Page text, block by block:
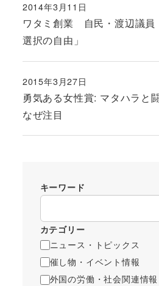
ワタミ創業 自民・渡辺議員
選択の自由」
投稿日
2014年3月11日
勇気ある女性賞: マタハラ
なぜ注目
投稿日
2015年3月27日
キーワード
カテゴリー
ニュース・トピックス
催し物・イベント情報
外国の労働・社会関連情報